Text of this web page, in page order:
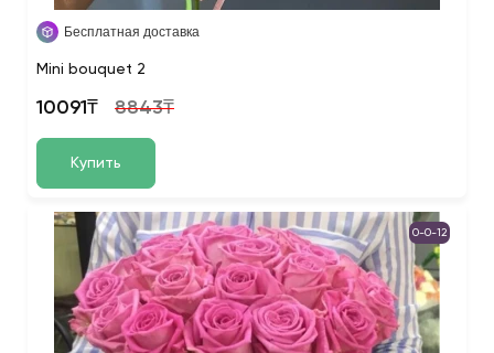
Бесплатная доставка
Mini bouquet 2
10091₸ 8843₸
Купить
0-0-12